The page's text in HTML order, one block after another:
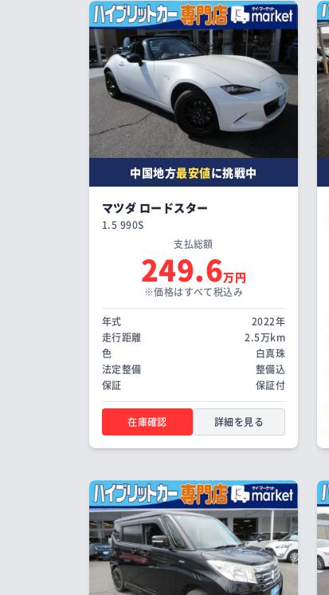
中国地方最安値に挑戦中
マツダ ロードスター
1.5 990S
支払総額
249.6万円
※価格はすべて税込み
年式
2022年
走行距離
2.5万km
色
白真珠
法定整備
整備込
保証
保証付
在庫確認 詳細を見る